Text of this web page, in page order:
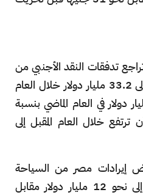
تدفقات النقد الأجنبي من
حصيلة الصادرات السلعية إلى 33.2 مليار دولار خلال العام
الجاري مقابل 39.6 مليار دولار في العام الماضي بنسبة
على أن ترتفع خلال العام المقبل إلى
إيرادات مصر من السياحة
خلال العام 2023-2024 إلى نحو 12 مليار دولار مقابل